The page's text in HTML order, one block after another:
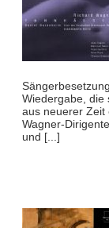
Wiedergabe, die
aus neuerer Zeit
Wagner-
und [...]